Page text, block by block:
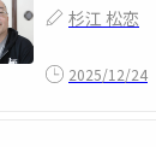
杉江 松恋
2025/12/24